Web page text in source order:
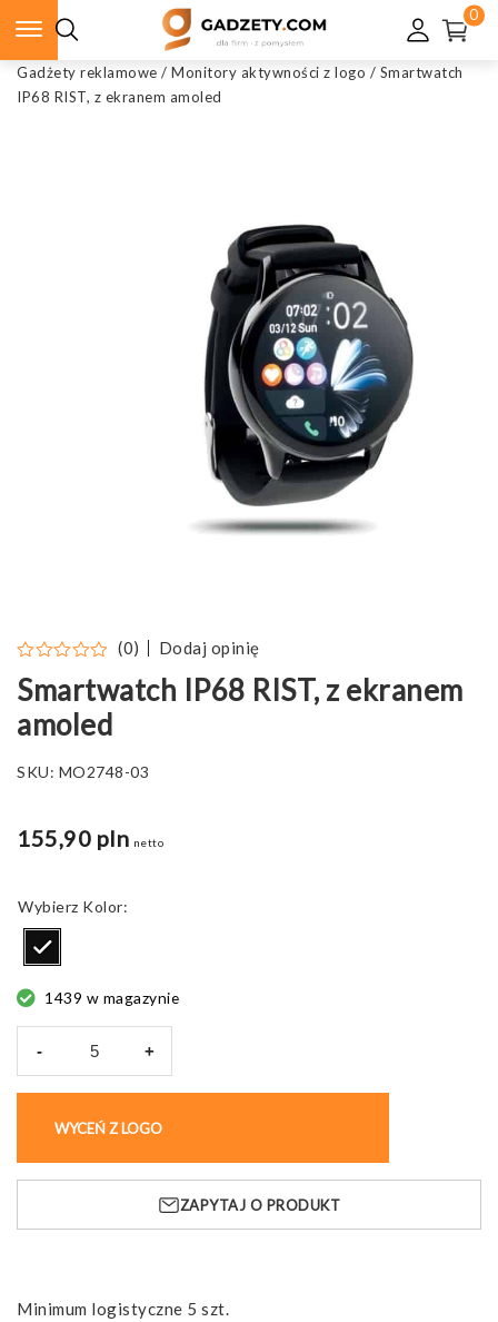
0
Gadżety reklamowe / Monitory aktywności z logo / Smartwatch
IP68 RIST, z ekranem amoled
(0) Dodaj opinię
Smartwatch IP68 RIST, z ekranem
amoled
SKU: MO2748-03
155,90 pln netto
Kolor
1439 w magazynie
-
RIST,
z
ekranem
+
WYCEŃ Z LOGO
ZAPYTAJ O PRODUKT
Minimum logistyczne 5 szt.